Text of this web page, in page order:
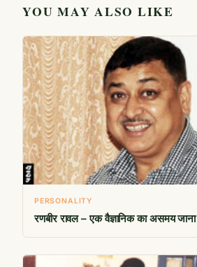
YOU MAY ALSO LIKE
PERSONALITY
रणबीर रावल – एक वैज्ञानिक का असमय जाना